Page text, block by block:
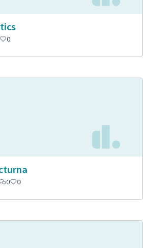
0
0 0